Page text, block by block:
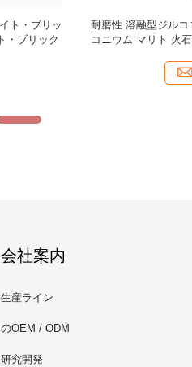
高機械的強度 ジルコン・マルライ
ック シンタリング ジルコニア・マ
会社案内
生産ライン
のOEM / ODM
研究開発